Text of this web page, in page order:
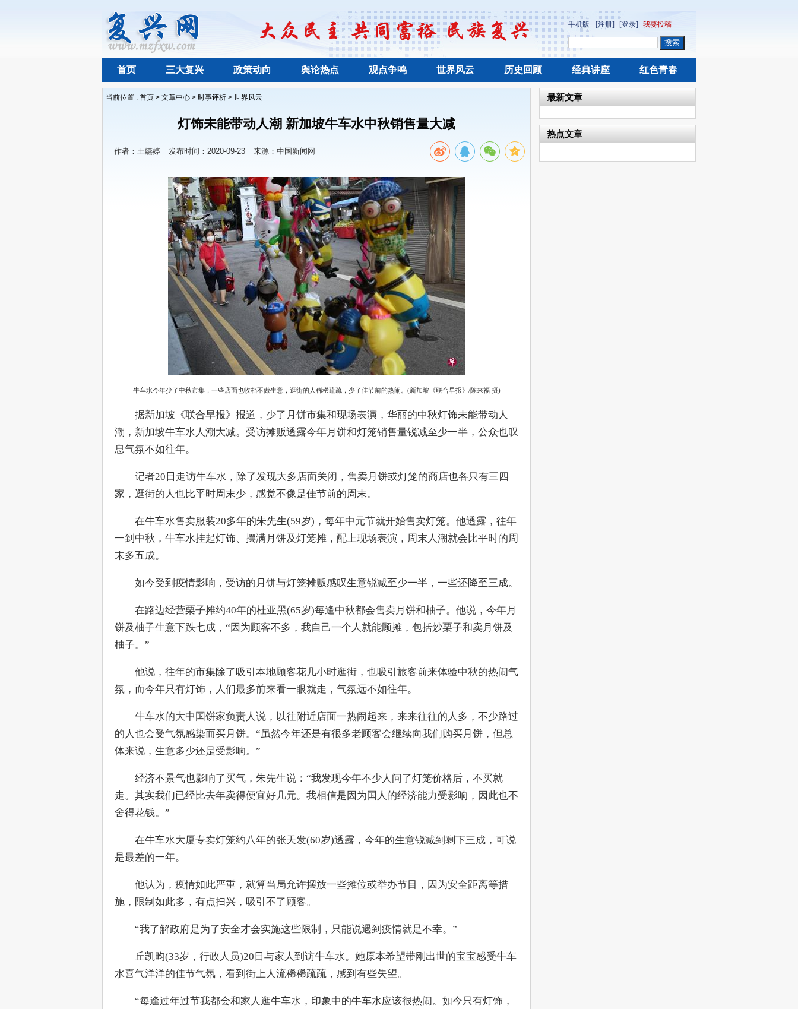
手机版 [注册] [登录] 我要投稿
首页 三大复兴 政策动向 舆论热点 观点争鸣 世界风云 历史回顾 经典讲座 红色青春
当前位置 : 首页 > 文章中心 > 时事评析 > 世界风云
灯饰未能带动人潮 新加坡牛车水中秋销售量大减
作者：王嬿婷 发布时间：2020-09-23 来源：中国新闻网
牛车水今年少了中秋市集，一些店面也收档不做生意，逛街的人稀稀疏疏，少了佳节前的热闹。(新加坡《联合早报》/陈来福 摄)
据新加坡《联合早报》报道，少了月饼市集和现场表演，华丽的中秋灯饰未能带动人
潮，新加坡牛车水人潮大减。受访摊贩透露今年月饼和灯笼销售量锐减至少一半，公众也叹
息气氛不如往年。
记者20日走访牛车水，除了发现大多店面关闭，售卖月饼或灯笼的商店也各只有三四
家，逛街的人也比平时周末少，感觉不像是佳节前的周末。
在牛车水售卖服装20多年的朱先生(59岁)，每年中元节就开始售卖灯笼。他透露，往年
一到中秋，牛车水挂起灯饰、摆满月饼及灯笼摊，配上现场表演，周末人潮就会比平时的周
末多五成。
如今受到疫情影响，受访的月饼与灯笼摊贩感叹生意锐减至少一半，一些还降至三成。
在路边经营栗子摊约40年的杜亚黑(65岁)每逢中秋都会售卖月饼和柚子。他说，今年月
饼及柚子生意下跌七成，“因为顾客不多，我自己一个人就能顾摊，包括炒栗子和卖月饼及
柚子。”
他说，往年的市集除了吸引本地顾客花几小时逛街，也吸引旅客前来体验中秋的热闹气
氛，而今年只有灯饰，人们最多前来看一眼就走，气氛远不如往年。
牛车水的大中国饼家负责人说，以往附近店面一热闹起来，来来往往的人多，不少路过
的人也会受气氛感染而买月饼。“虽然今年还是有很多老顾客会继续向我们购买月饼，但总
体来说，生意多少还是受影响。”
经济不景气也影响了买气，朱先生说：“我发现今年不少人问了灯笼价格后，不买就
走。其实我们已经比去年卖得便宜好几元。我相信是因为国人的经济能力受影响，因此也不
舍得花钱。”
在牛车水大厦专卖灯笼约八年的张天发(60岁)透露，今年的生意锐减到剩下三成，可说
是最差的一年。
他认为，疫情如此严重，就算当局允许摆放一些摊位或举办节目，因为安全距离等措
施，限制如此多，有点扫兴，吸引不了顾客。
“我了解政府是为了安全才会实施这些限制，只能说遇到疫情就是不幸。”
丘凯昀(33岁，行政人员)20日与家人到访牛车水。她原本希望带刚出世的宝宝感受牛车
水喜气洋洋的佳节气氛，看到街上人流稀稀疏疏，感到有些失望。
“每逢过年过节我都会和家人逛牛车水，印象中的牛车水应该很热闹。如今只有灯饰，
最新文章
热点文章